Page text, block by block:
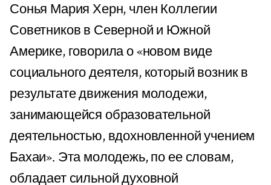
Сонья Мария Херн, член Коллегии
Советников в Северной и Южной
Америке, говорила о «новом виде
социального деятеля, который возник в
результате движения молодежи,
занимающейся образовательной
деятельностью, вдохновленной учением
Бахаи». Эта молодежь, по ее словам,
обладает сильной духовной